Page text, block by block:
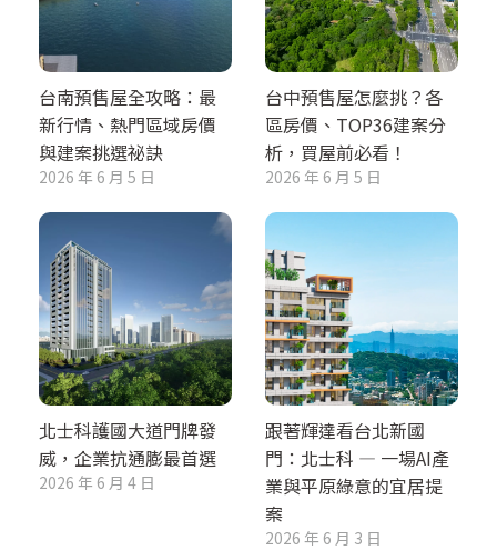
台南預售屋全攻略：最
新行情、熱門區域房價
與建案挑選祕訣
2026 年 6 月 5 日
台中預售屋怎麼挑？各
區房價、TOP36建案分
析，買屋前必看！
2026 年 6 月 5 日
北士科護國大道門牌發
威，企業抗通膨最首選
2026 年 6 月 4 日
跟著輝達看台北新國
門：北士科 — 一場AI產
業與平原綠意的宜居提
案
2026 年 6 月 3 日